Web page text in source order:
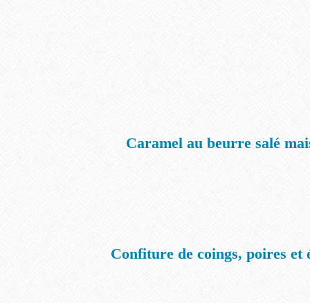
Caramel au beurre salé
Confiture de coings, poires et